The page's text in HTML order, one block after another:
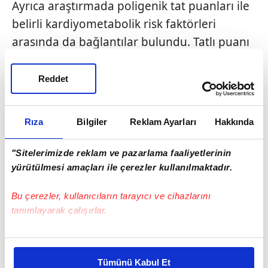
Rıza Bilgiler Reklam Ayarları Hakkında
"Sitelerimizde reklam ve pazarlama faaliyetlerinin
yürütülmesi amaçları ile çerezler kullanılmaktadır.
Bu çerezler, kullanıcıların tarayıcı ve cihazlarını
tanımlayarak çalışırlar.
Bu çerezlere izin vermeniz halinde sizlere özel
Tümünü Kabul Et
Reddet
Ayrıca araştırmada poligenik tat puanları ile
belirli kardiyometabolik risk faktörleri
arasında da bağlantılar bulundu. Tatlı puanı
daha yüksek olan katılımcıların, tatlı puanı
daha düşük olanlara göre daha düşük
trigliserit düzeylerine sahip olma eğiliminde
Bu araştırmanın ortaya çıkardığı bulgular,
tatla ilgili genlerin gıda seçimlerini nasıl
etkilediğini daha anlaşılabilir hale getirebilir
ve gelecekte hastalara kişiselleştirilmiş
beslenme rehberliği sunulmasına yardımcı